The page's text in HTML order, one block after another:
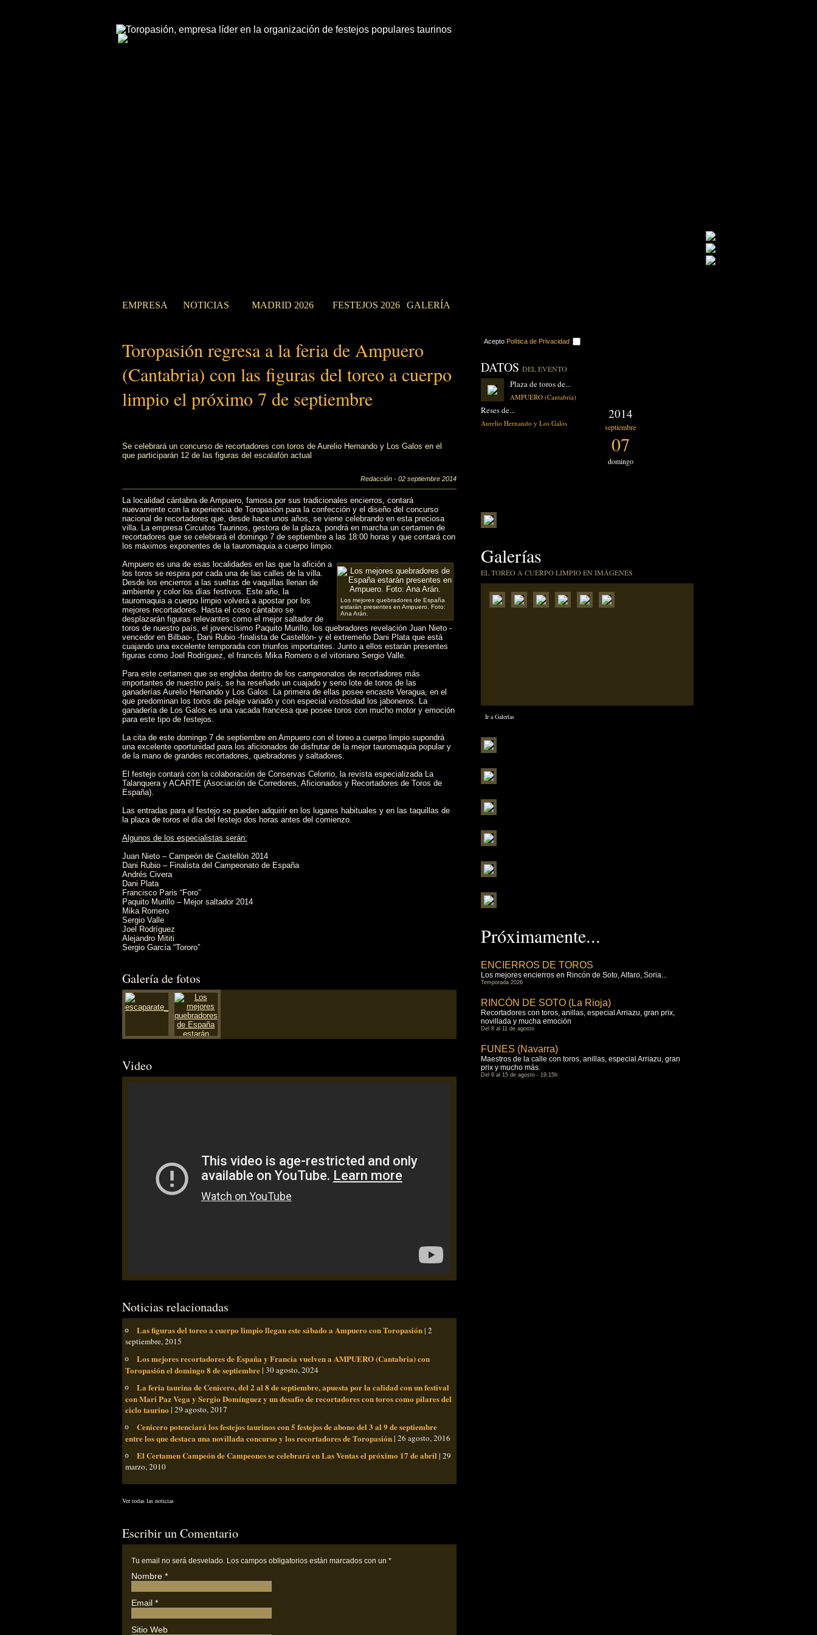
Acepto Política de Privacidad
EMPRESA NOTICIAS MADRID 2026 FESTEJOS 2026 GALERÍA
DATOS DEL EVENTO
Plaza de toros de...
AMPUERO (Cantabria)
2014
septiembre
07
domingo
Reses de...
Aurelio Hernando y Los Galos
Galerías
EL TOREO A CUERPO LIMPIO EN IMÁGENES
Ir a Galerías
Próximamente...
ENCIERROS DE TOROS
Los mejores encierros en Rincón de Soto, Alfaro, Soria...
Temporada 2026
RINCÓN DE SOTO (La Rioja)
Recortadores con toros, anillas, especial Arriazu, gran prix,
novillada y mucha emoción
Del 8 al 11 de agosto
FUNES (Navarra)
Maestros de la calle con toros, anillas, especial Arriazu, gran
prix y mucho más.
Del 9 al 15 de agosto - 19:15h
Toropasión regresa a la feria de Ampuero
(Cantabria) con las figuras del toreo a cuerpo
limpio el próximo 7 de septiembre
Se celebrará un concurso de recortadores con toros de Aurelio Hernando y Los Galos en el
que participarán 12 de las figuras del escalafón actual
Redacción - 02 septiembre 2014
La localidad cántabra de Ampuero, famosa por sus tradicionales encierros, contará
nuevamente con la experiencia de Toropasión para la confección y el diseño del concurso
nacional de recortadores que, desde hace unos años, se viene celebrando en esta preciosa
villa. La empresa Circuitos Taurinos, gestora de la plaza, pondrá en marcha un certamen de
recortadores que se celebrará el domingo 7 de septiembre a las 18:00 horas y que contará con
los máximos exponentes de la tauromaquia a cuerpo limpio.
Los mejores quebradores de España
estarán presentes en Ampuero. Foto:
Ana Arán.
Ampuero es una de esas localidades en las que la afición a
los toros se respira por cada una de las calles de la villa.
Desde los encierros a las sueltas de vaquillas llenan de
ambiente y color los días festivos. Este año, la
tauromaquia a cuerpo limpio volverá a apostar por los
mejores recortadores. Hasta el coso cántabro se
desplazarán figuras relevantes como el mejor saltador de
toros de nuestro país, el jovencísimo Paquito Murillo, los quebradores revelación Juan Nieto -
vencedor en Bilbao-, Dani Rubio -finalista de Castellón- y el extremeño Dani Plata que está
cuajando una excelente temporada con triunfos importantes. Junto a ellos estarán presentes
figuras como Joel Rodríguez, el francés Mika Romero o el vitoriano Sergio Valle.
Para este certamen que se engloba dentro de los campeonatos de recortadores más
importantes de nuestro país, se ha reseñado un cuajado y serio lote de toros de las
ganaderías Aurelio Hernando y Los Galos. La primera de ellas posee encaste Veragua, en el
que predominan los toros de pelaje variado y con especial vistosidad los jaboneros. La
ganadería de Los Galos es una vacada francesa que posee toros con mucho motor y emoción
para este tipo de festejos.
La cita de este domingo 7 de septiembre en Ampuero con el toreo a cuerpo limpio supondrá
una excelente oportunidad para los aficionados de disfrutar de la mejor tauromaquia popular y
de la mano de grandes recortadores, quebradores y saltadores.
El festejo contará con la colaboración de Conservas Celorrio, la revista especializada La
Talanquera y ACARTE (Asociación de Corredores, Aficionados y Recortadores de Toros de
España).
Las entradas para el festejo se pueden adquirir en los lugares habituales y en las taquillas de
la plaza de toros el día del festejo dos horas antes del comienzo.
Algunos de los especialistas serán:
Juan Nieto – Campeón de Castellón 2014
Dani Rubio – Finalista del Campeonato de España
Andrés Civera
Dani Plata
Francisco Paris “Foro”
Paquito Murillo – Mejor saltador 2014
Mika Romero
Sergio Valle
Joel Rodríguez
Alejandro Mititi
Sergio García “Tororo”
Galería de fotos
Video
Noticias relacionadas
Las figuras del toreo a cuerpo limpio llegan este sábado a Ampuero con Toropasión| 2
septiembre, 2015
Los mejores recortadores de España y Francia vuelven a AMPUERO (Cantabria) con
Toropasión el domingo 8 de septiembre| 30 agosto, 2024
La feria taurina de Cenicero, del 2 al 8 de septiembre, apuesta por la calidad con un festival
con Mari Paz Vega y Sergio Domínguez y un desafío de recortadores con toros como pilares del
ciclo taurino | 29 agosto, 2017
Cenicero potenciará los festejos taurinos con 5 festejos de abono del 3 al 9 de septiembre
entre los que destaca una novillada concurso y los recortadores de Toropasión| 26 agosto, 2016
El Certamen Campeón de Campeones se celebrará en Las Ventas el próximo 17 de abril | 29
marzo, 2010
Ver todas las noticias
Escribir un Comentario
Tu email noserá desvelado. Los campos obligatorios están marcados con un *
Nombre *
Email *
Sitio Web